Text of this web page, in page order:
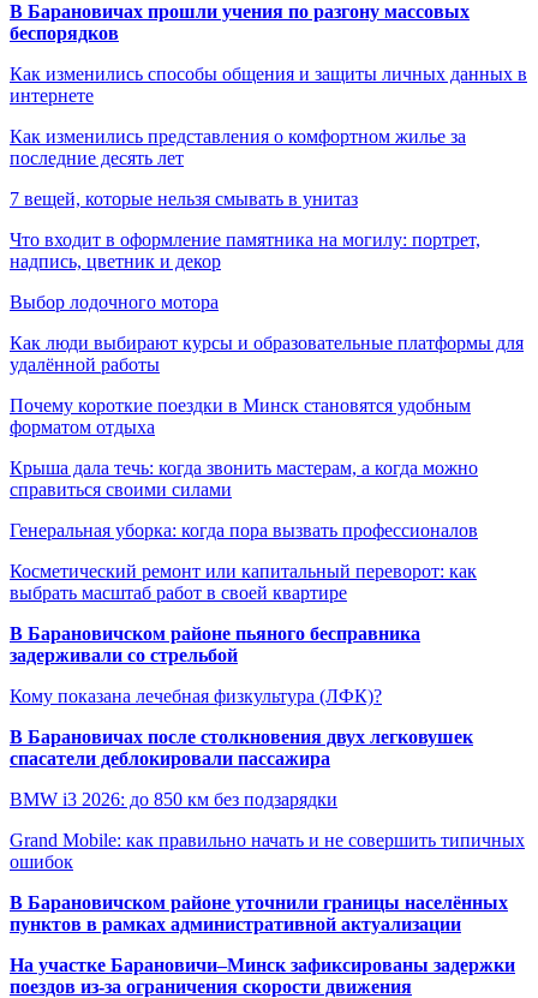
В Барановичах прошли учения по разгону массовых
беспорядков
Как изменились способы общения и защиты личных данных в
интернете
Как изменились представления о комфортном жилье за
последние десять лет
7 вещей, которые нельзя смывать в унитаз
Что входит в оформление памятника на могилу: портрет,
надпись, цветник и декор
Выбор лодочного мотора
Как люди выбирают курсы и образовательные платформы для
удалённой работы
Почему короткие поездки в Минск становятся удобным
форматом отдыха
Крыша дала течь: когда звонить мастерам, а когда можно
справиться своими силами
Генеральная уборка: когда пора вызвать профессионалов
Косметический ремонт или капитальный переворот: как
выбрать масштаб работ в своей квартире
В Барановичском районе пьяного бесправника
задерживали со стрельбой
Кому показана лечебная физкультура (ЛФК)?
В Барановичах после столкновения двух легковушек
спасатели деблокировали пассажира
BMW i3 2026: до 850 км без подзарядки
Grand Mobile: как правильно начать и не совершить типичных
ошибок
В Барановичском районе уточнили границы населённых
пунктов в рамках административной актуализации
На участке Барановичи–Минск зафиксированы задержки
поездов из-за ограничения скорости движения